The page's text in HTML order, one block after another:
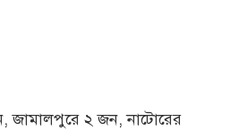
জামালপুরে ২ জন, নাটোরের